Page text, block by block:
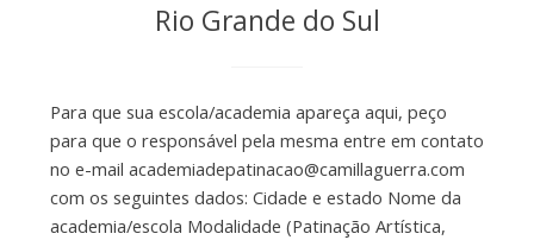
Rio Grande do Sul
Para que sua escola/academia apareça aqui, peço
para que o responsável pela mesma entre em contato
no e-mail academiadepatinacao@camillaguerra.com
com os seguintes dados: Cidade e estado Nome da
academia/escola Modalidade (Patinação Artística,